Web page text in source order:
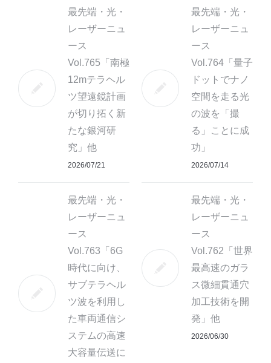
最先端・光・
レーザーニュ
ース
Vol.765「南極
12mテラヘル
ツ望遠鏡計画
が切り拓く新
たな銀河研
究」他
2026/07/21
最先端・光・
レーザーニュ
ース
Vol.764「量子
ドットでナノ
空間を走る光
の波を「撮
る」ことに成
功」
2026/07/14
最先端・光・
レーザーニュ
ース
Vol.763「6G
時代に向け、
サブテラヘル
ツ波を利用し
た車両通信シ
ステムの高速
大容量伝送に
最先端・光・
レーザーニュ
ース
Vol.762「世界
最高速のガラ
ス微細貫通穴
加工技術を開
発」他
2026/06/30